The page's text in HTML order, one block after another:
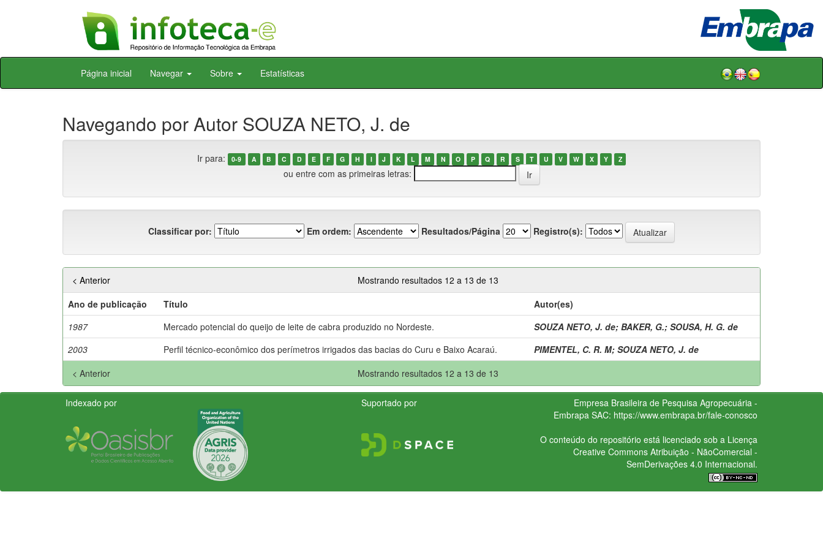
Skip
Página inicial Navegar Sobre Estatísticas
Navegando por Autor SOUZA NETO, J. de
Ir para: 0-9 A B C D E F G H I J K L M N O P Q R S T U V W X Y Z
ou entre com as primeiras letras:
Classificar por: Em ordem: Resultados/Página Registro(s):
Mostrando resultados 12 a 13 de 13
< Anterior
Ano de publicação
Título
Autor(es)
1987
Mercado potencial do queijo de leite de cabra produzido no Nordeste. SOUZA NETO, J. de; BAKER, G.; SOUSA, H. G. de
2003
Perfil técnico-econômico dos perímetros irrigados das bacias do Curu e Baixo Acaraú. PIMENTEL, C. R. M; SOUZA NETO, J. de
Mostrando resultados 12 a 13 de 13
< Anterior
Indexado por Suportado por
Empresa Brasileira de Pesquisa Agropecuária -
Embrapa SAC: https://www.embrapa.br/fale-conosco
O conteúdo do repositório está licenciado sob a Licença
Creative CommonsAtribuição - NãoComercial -
SemDerivações 4.0 Internacional.